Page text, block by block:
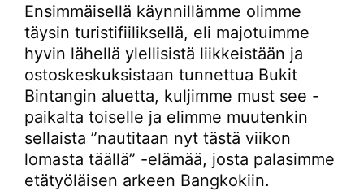
Ensimmäisellä käynnillämme olimme
täysin turistifiiliksellä, eli majotuimme
hyvin lähellä ylellisistä liikkeistään ja
ostoskeskuksistaan tunnettua Bukit
Bintangin aluetta, kuljimme must see -
paikalta toiselle ja elimme muutenkin
sellaista ”nautitaan nyt tästä viikon
lomasta täällä” -elämää, josta palasimme
etätyöläisen arkeen Bangkokiin.